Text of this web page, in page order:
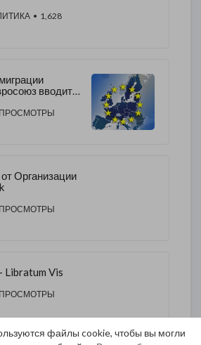
файлы cookie, чтобы вы могли
• 1,628
вводить
ПРОСМОТРЫ
Организации
ПРОСМОТРЫ
Libratum Vis
ПРОСМОТРЫ